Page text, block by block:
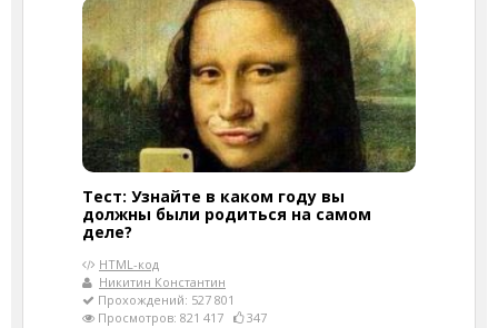
Тест: Узнайте в каком году вы
должны были родиться на самом
деле?
HTML-код
Никитин Константин
Прохождений: 527 801
Просмотров: 821 417
347